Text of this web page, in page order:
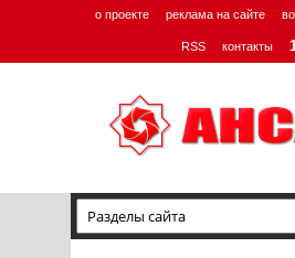
о проекте реклама на сайте
RSS контакты